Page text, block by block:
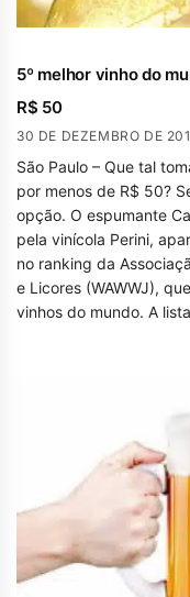
5º melhor vinho do
R$ 50
30 DE DEZEMBRO DE
São Paulo – Que tal
por menos de R$ 50?
opção. O espumante
pela vinícola Perini,
no ranking da
e Licores (WAWWJ),
vinhos do mundo. A